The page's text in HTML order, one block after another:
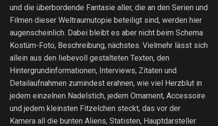
und die überbordende Fantasie aller, die an den Serien und
Filmen dieser Weltraumutopie beteiligt sind, werden hier
augenscheinlich. Dabei bleibt es aber nicht beim Schema
Kostüm-Foto, Beschreibung, nächstes. Vielmehr lässt sich
allein aus den liebevoll gestalteten Texten, den
Hintergrundinformationen, Interviews, Zitaten und
Detailaufnahmen zumindest erahnen, wie viel Herzblut in
jedem einzelnen Nadelstich, jedem Ornament, Accessoire
und jedem kleinsten Fitzelchen steckt, das vor der
Kamera all die bunten Aliens, Statisten, Hauptdarsteller